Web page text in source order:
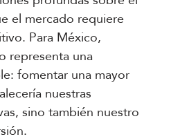
el mercado requiere
Para México,
representa una
fomentar una mayor
nuestras
sino también nuestro